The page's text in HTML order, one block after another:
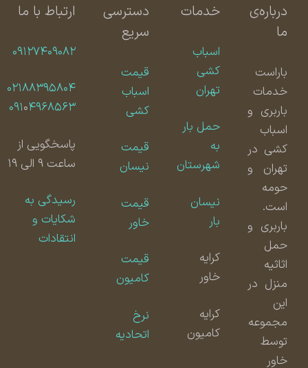
درباره‌ی
باراست
خدمات
باربری و
اسباب
کشی در
تهران و
حومه
است.
باربری و
حمل
اثاثیه
منزل در
مجموعه
توسط
خدمات
اسباب
کشی
تهران
حمل بار
شهرستان
نیسان
کامیون
دسترسی
سریع
قیمت
اسباب
کشی
قیمت
نیسان
قیمت
قیمت
کامیون
اتحادیه
ارتباط با ما
۰۹۱۲۷۴۰۹۰۸۲
۰۲۱۸۸۳۹۵۸۰۴
۰۹۱۰۴۹۶۸۵۶۳
پاسخگویی از
ساعت ۹ الی ۱۹
رسیدگی به
شکایات و
انتقادات